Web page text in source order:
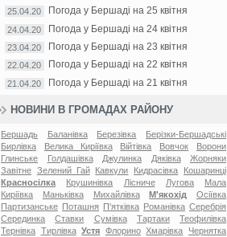
25.04.20 Погода у Бершаді на 25 квітня
24.04.20 Погода у Бершаді на 24 квітня
23.04.20 Погода у Бершаді на 23 квітня
22.04.20 Погода у Бершаді на 22 квітня
21.04.20 Погода у Бершаді на 21 квітня
НОВИНИ В ГРОМАДАХ РАЙОНУ
Бершадь Баланівка Березівка
Берізки-Бершадські
Бирлівка
Велика Киріївка Війтівка Вовчок
Ворони
Глинське
Голдашівка Джулинка Дяківка
Жорняки
Завітне Зелений Гай Кавкули Кидрасівка
Кошаринці
Красносілка
Крушинівка Лісниче Лугова
Мала
Киріївка
Маньківка Михайлівка М'якохід
Осіївка
Партизанське Поташня П'ятківка Романівка Серебрія
Серединка
Ставки Сумівка Тартаки
Теофилівка
Тернівка Тирлівка Устя Флорино Хмарівка
Чернятка